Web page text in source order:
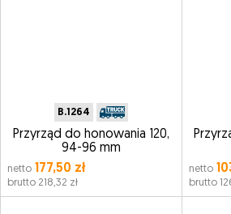
B.1264
Przyrząd do honowania 120,
94-96 mm
netto 177,50 zł
brutto 218,32 zł
netto
brutto